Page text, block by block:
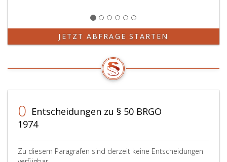
JETZT ABFRAGE STARTEN
0 Entscheidungen zu § 50 BRGO
1974
Zu diesem Paragrafen sind derzeit keine Entscheidungen